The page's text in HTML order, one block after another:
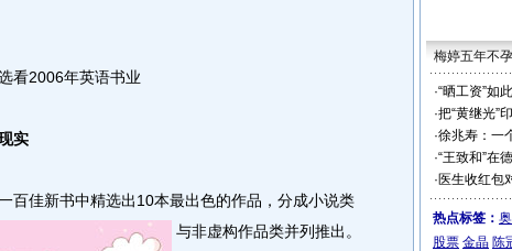
2006年英语书业
实
佳新书中精选出10本最出色的作品，分成小说类
与非虚构作品类并列推出。
梅婷五年不
·“晒工资”如
·把“黄继光”
·徐兆寿：一
·“王致和”在
· 医生收红包
热点标签：
股票 金晶 陈